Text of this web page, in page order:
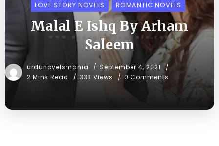
LOVE STORY NOVELS ROMANTIC NOVELS
Malal E Ishq By Arham
Saleem
urdunovelsmania
September 4, 2021
2 Mins Read
333 Views 0 Comments